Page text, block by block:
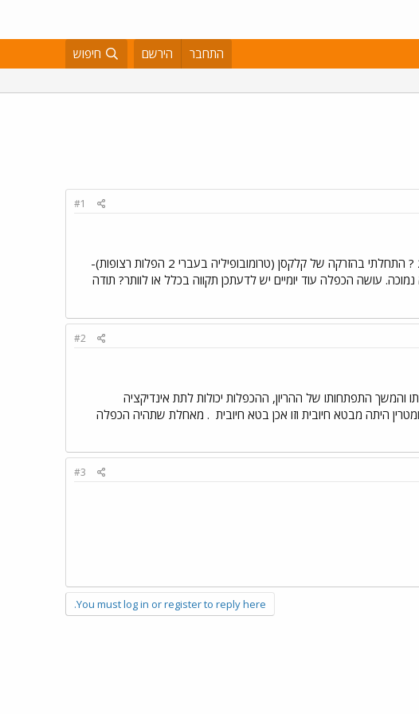
התחבר הירשם חיפוש
#1
יודעת שזה לא הפורום הכי מתאים אבל אשמח לדעת מנסיונכן 15 יום אחרי ביוץ היום בדיקת בטא 28 ? התחלתי בהזרקה של קלקסן (טרומובופיליה בעברי 2 הפלות רצופות)-
עושה הכפלה עוד יומיים יש לדעתכן תקווה בכלל או לוותר? תודה
#2
והמשך התפתחותו של ההריון, ההכפלות יכולות לתת אינדיקציה
היתה מבטא חיובית וזו אכן בטא חיובית . מאחלת שתהיה הכפלה
#3
You must log in or register to reply here.